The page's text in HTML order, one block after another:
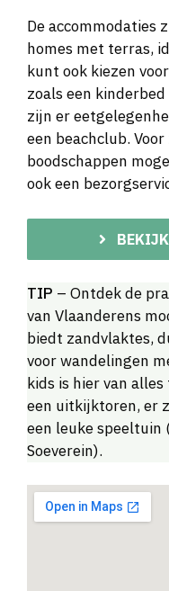
De accommodaties
homes met terras,
kunt ook kiezen
zoals een
zijn er
een beachclub.
boodschappen
ook een
TIP – Ontdek de
van Vlaanderens
biedt zandvlaktes,
voor wandelingen
kids is hier van
een uitkijktoren, er
een leuke speeltuin
Soeverein).